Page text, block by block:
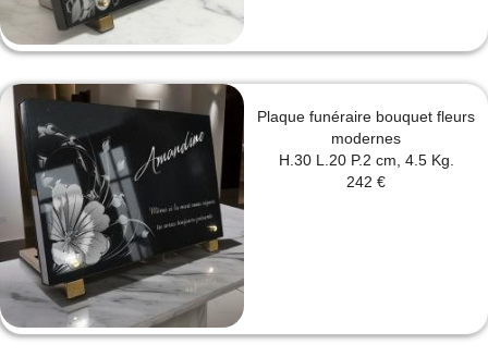
Plaque funéraire bouquet fleurs
modernes
H.30 L.20 P.2 cm, 4.5 Kg.
242 €